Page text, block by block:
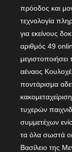
πρόοδος και
τεχνολογία
για εκείνους
αριθμός 49
μεγιστοποιήσει
αέναος
ποντάρισμα
τυχερών
συμμετέχων
τα όλα σωστά
Βασίλειο της